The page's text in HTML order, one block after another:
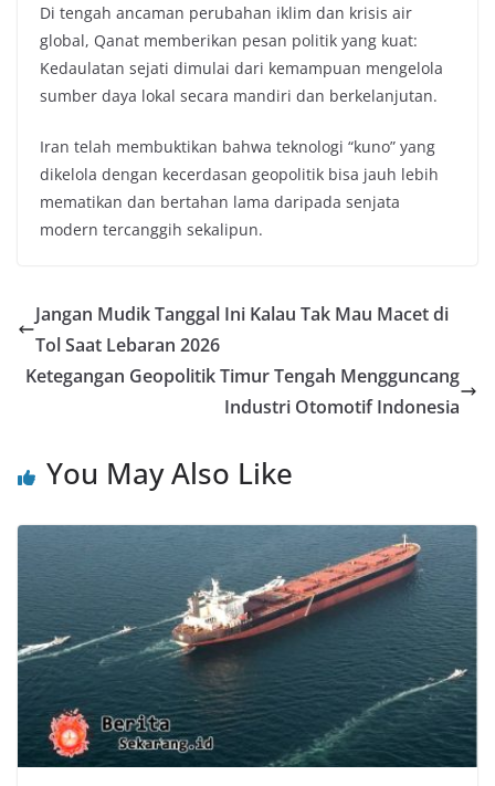
Di tengah ancaman perubahan iklim dan krisis air
global, Qanat memberikan pesan politik yang kuat:
Kedaulatan sejati dimulai dari kemampuan mengelola
sumber daya lokal secara mandiri dan berkelanjutan.
Iran telah membuktikan bahwa teknologi “kuno” yang
dikelola dengan kecerdasan geopolitik bisa jauh lebih
mematikan dan bertahan lama daripada senjata
modern tercanggih sekalipun.
Jangan Mudik Tanggal Ini Kalau Tak Mau Macet di
Tol Saat Lebaran 2026
Ketegangan Geopolitik Timur Tengah Mengguncang
Industri Otomotif Indonesia
You May Also Like